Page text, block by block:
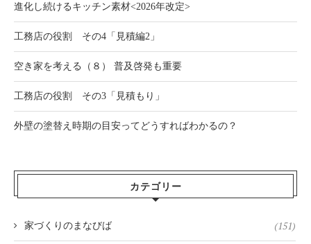
進化し続けるキッチン素材<2026年改定>
工務店の役割 その4「見積編2」
空き家を考える（８） 普及啓発も重要
工務店の役割 その3「見積もり」
外壁の塗替え時期の目安ってどうすればわかるの？
カテゴリー
家づくりのまなびば (151)